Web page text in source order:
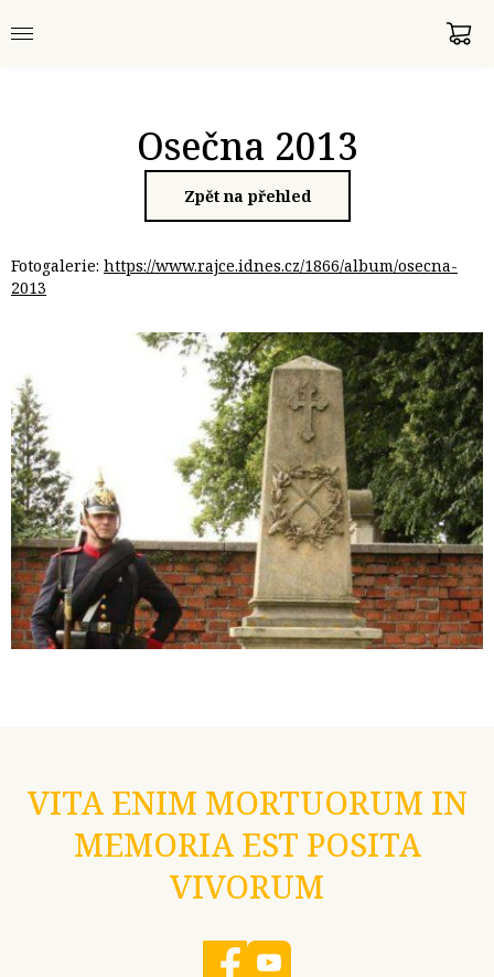
Zpět na přehled
Osečna 2013
Fotogalerie: https://www.rajce.idnes.cz/1866/album/osecna-
2013
VITA ENIM MORTUORUM IN
MEMORIA EST POSITA
VIVORUM